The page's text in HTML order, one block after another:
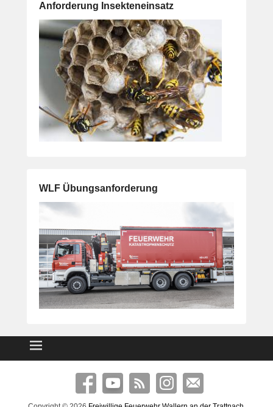
Anforderung Insekteneinsatz
WLF Übungsanforderung